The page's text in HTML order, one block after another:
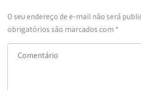
O seu endereço de e-mail não será
obrigatórios são marcados com *